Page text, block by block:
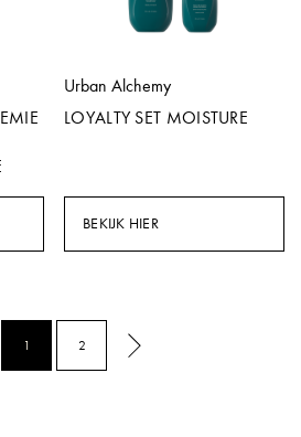
Urban Alchemy
LOYALTY SET MOISTURE
BEKIJK HIER
1 2